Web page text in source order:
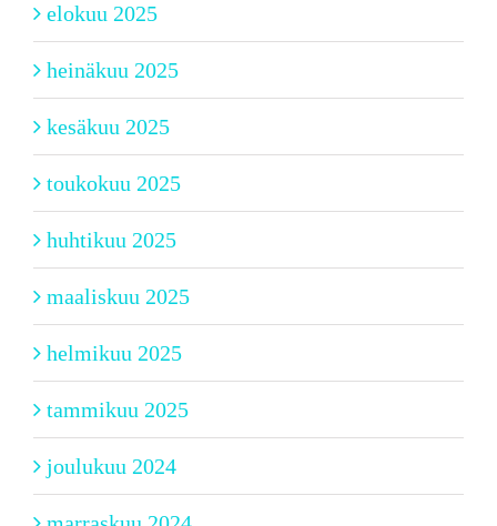
elokuu 2025
heinäkuu 2025
kesäkuu 2025
toukokuu 2025
huhtikuu 2025
maaliskuu 2025
helmikuu 2025
tammikuu 2025
joulukuu 2024